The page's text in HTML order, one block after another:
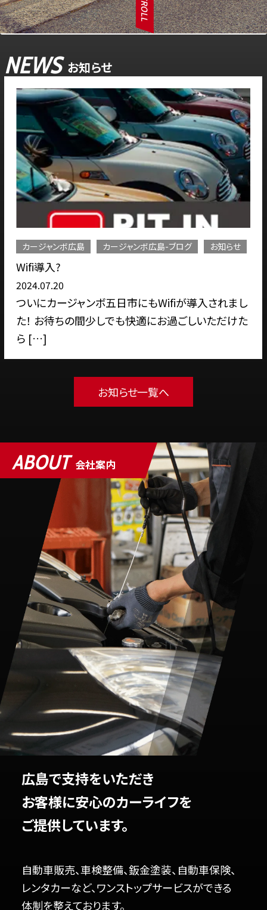
NEWS お知らせ
カージャンボ広島 カージャンボ広島-ブログ お知らせ
Wifi導入?
2024.07.20
ついにカージャンボ五日市にもWifiが導入されまし
た！ お待ちの間少しでも快適にお過ごしいただけた
ら […]
お知らせ一覧へ
ABOUT 会社案内
広島で支持をいただき
お客様に安心のカーライフを
ご提供しています。
自動車販売、車検整備、鈑金塗装、自動車保険、
レンタカーなど、ワンストップサービスができる
体制を整えております。